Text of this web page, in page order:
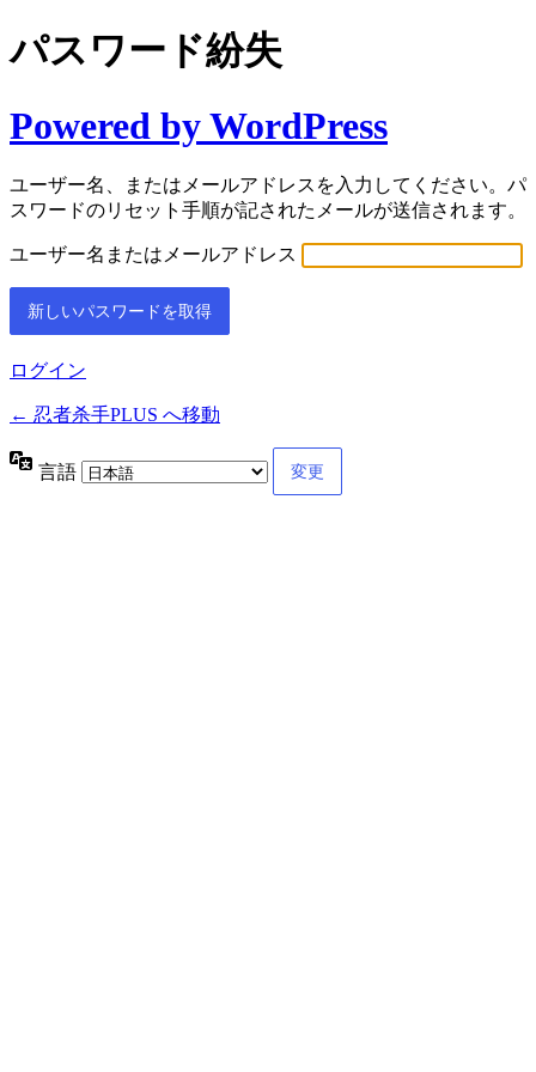
パスワード紛失
Powered by WordPress
ユーザー名、またはメールアドレスを入力してください。パ
スワードのリセット手順が記されたメールが送信されます。
ユーザー名またはメールアドレス
ログイン
← 忍者杀手PLUS へ移動
言語